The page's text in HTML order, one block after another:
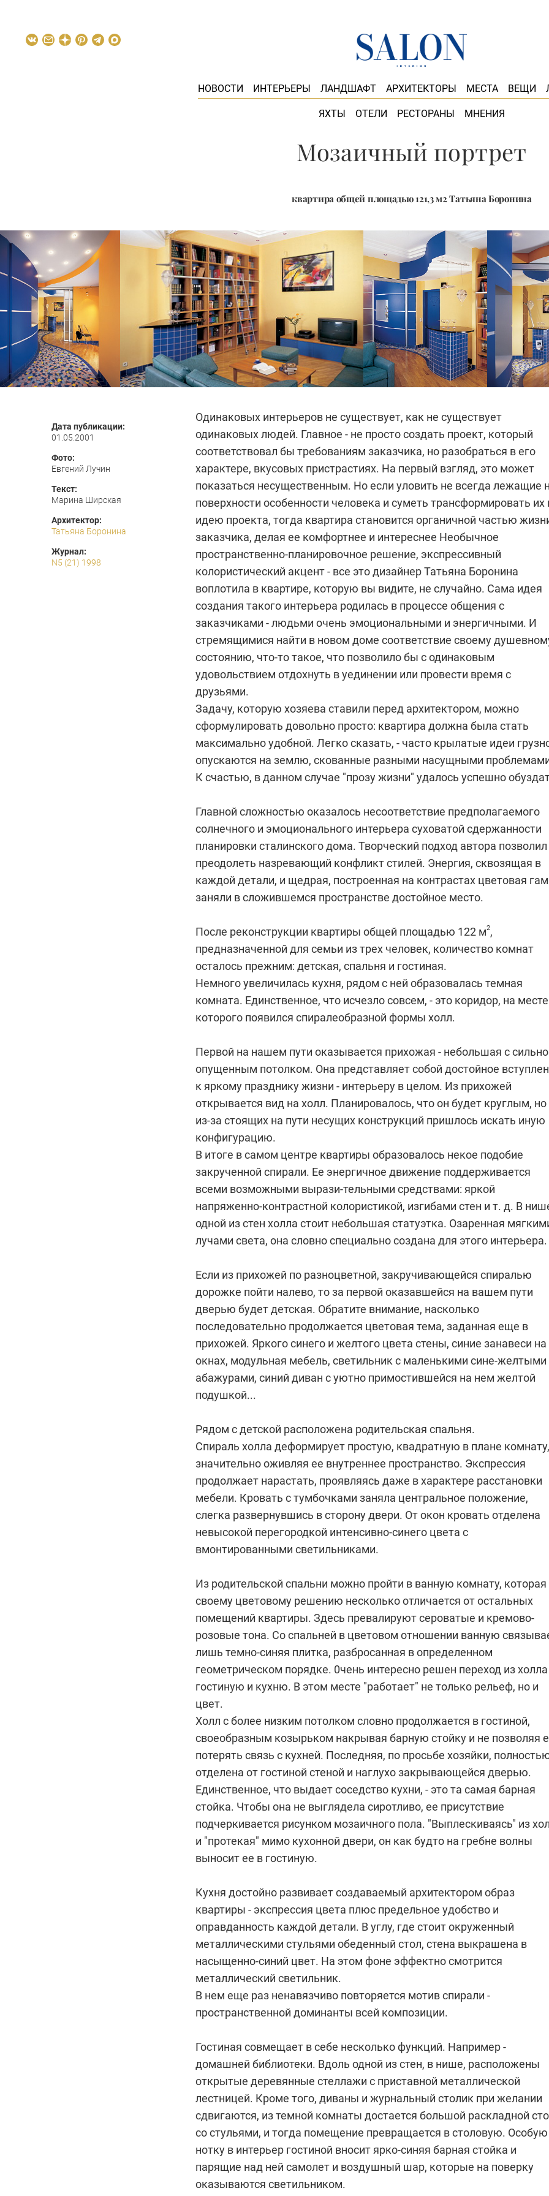
НОВОСТИ ИНТЕРЬЕРЫ ЛАНДШАФТ АРХИТЕКТОРЫ МЕСТА ВЕЩИ
ЯХТЫ ОТЕЛИ РЕСТОРАНЫ МНЕНИЯ
Мозаичный портрет
квартира общей площадью 121,3 м2 Татьяна Боронина
Дата публикации:
01.05.2001
Фото:
Евгений Лучин
Текст:
Марина Ширская
Архитектор:
Татьяна Боронина
Журнал:
N5 (21) 1998
Одинаковых интерьеров не существует, как не существует
одинаковых людей. Главное - не просто создать проект, который
соответствовал бы требованиям заказчика, но разобраться в его
характере, вкусовых пристрастиях. На первый взгляд, это может
показаться несущественным. Но если уловить не всегда лежащие
поверхности особенности человека и суметь трансформировать их
идею проекта, тогда квартира становится органичной частью
заказчика, делая ее комфортнее и интереснее Необычное
пространственно-планировочное решение, экспрессивный
колористический акцент - все это дизайнер Татьяна Боронина
воплотила в квартире, которую вы видите, не случайно. Сама идея
создания такого интерьера родилась в процессе общения с
заказчиками - людьми очень эмоциональными и энергичными. И
стремящимися найти в новом доме соответствие своему
состоянию, что-то такое, что позволило бы с одинаковым
удовольствием отдохнуть в уединении или провести время с
друзьями.
Задачу, которую хозяева ставили перед архитектором, можно
сформулировать довольно просто: квартира должна была стать
максимально удобной. Легко сказать, - часто крылатые идеи
опускаются на землю, скованные разными насущными
К счастью, в данном случае "прозу жизни" удалось успешно
Главной сложностью оказалось несоответствие предполагаемого
солнечного и эмоционального интерьера суховатой сдержанности
планировки сталинского дома. Творческий подход автора позволил
преодолеть назревающий конфликт стилей. Энергия, сквозящая в
каждой детали, и щедрая, построенная на контрастах цветовая
заняли в сложившемся пространстве достойное место.
После реконструкции квартиры общей площадью 122 м2,
предназначенной для семьи из трех человек, количество комнат
осталось прежним: детская, спальня и гостиная.
Немного увеличилась кухня, рядом с ней образовалась темная
комната. Единственное, что исчезло совсем, - это коридор, на месте
которого появился спиралеобразной формы холл.
Первой на нашем пути оказывается прихожая - небольшая с сильно
опущенным потолком. Она представляет собой достойное
к яркому празднику жизни - интерьеру в целом. Из прихожей
открывается вид на холл. Планировалось, что он будет круглым, но
из-за стоящих на пути несущих конструкций пришлось искать иную
конфигурацию.
В итоге в самом центре квартиры образовалось некое подобие
закрученной спирали. Ее энергичное движение поддерживается
всеми возможными вырази-тельными средствами: яркой
напряженно-контрастной колористикой, изгибами стен и т. д. В
одной из стен холла стоит небольшая статуэтка. Озаренная
лучами света, она словно специально создана для этого интерьера.
Если из прихожей по разноцветной, закручивающейся спиралью
дорожке пойти налево, то за первой оказавшейся на вашем пути
дверью будет детская. Обратите внимание, насколько
последовательно продолжается цветовая тема, заданная еще в
прихожей. Яркого синего и желтого цвета стены, синие занавеси на
окнах, модульная мебель, светильник с маленькими сине-желтыми
абажурами, синий диван с уютно примостившейся на нем желтой
подушкой...
Рядом с детской расположена родительская спальня.
Спираль холла деформирует простую, квадратную в плане комнату,
значительно оживляя ее внутреннее пространство. Экспрессия
продолжает нарастать, проявляясь даже в характере расстановки
мебели. Кровать с тумбочками заняла центральное положение,
слегка развернувшись в сторону двери. От окон кровать отделена
невысокой перегородкой интенсивно-синего цвета с
вмонтированными светильниками.
Из родительской спальни можно пройти в ванную комнату, которая
своему цветовому решению несколько отличается от остальных
помещений квартиры. Здесь превалируют сероватые и кремово-
розовые тона. Со спальней в цветовом отношении ванную
лишь темно-синяя плитка, разбросанная в определенном
геометрическом порядке. 0чень интересно решен переход из
гостиную и кухню. В этом месте "работает" не только рельеф, но и
цвет.
Холл с более низким потолком словно продолжается в гостиной,
своеобразным козырьком накрывая барную стойку и не позволяя
потерять связь с кухней. Последняя, по просьбе хозяйки,
отделена от гостиной стеной и наглухо закрывающейся дверью.
Единственное, что выдает соседство кухни, - это та самая барная
стойка. Чтобы она не выглядела сиротливо, ее присутствие
подчеркивается рисунком мозаичного пола. "Выплескиваясь" из
и "протекая" мимо кухонной двери, он как будто на гребне волны
выносит ее в гостиную.
Кухня достойно развивает создаваемый архитектором образ
квартиры - экспрессия цвета плюс предельное удобство и
оправданность каждой детали. В углу, где стоит окруженный
металлическими стульями обеденный стол, стена выкрашена в
насыщенно-синий цвет. На этом фоне эффектно смотрится
металлический светильник.
В нем еще раз ненавязчиво повторяется мотив спирали -
пространственной доминанты всей композиции.
Гостиная совмещает в себе несколько функций. Например -
домашней библиотеки. Вдоль одной из стен, в нише, расположены
открытые деревянные стеллажи с приставной металлической
лестницей. Кроме того, диваны и журнальный столик при желании
сдвигаются, из темной комнаты достается большой раскладной
со стульями, и тогда помещение превращается в столовую. Особую
нотку в интерьер гостиной вносит ярко-синяя барная стойка и
парящие над ней самолет и воздушный шар, которые на поверку
оказываются светильником.